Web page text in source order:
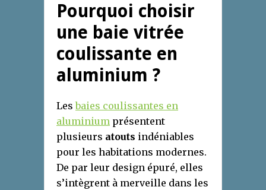
Pourquoi choisir
une baie vitrée
coulissante en
aluminium ?
Lesbaies coulissantes en
aluminium présentent
plusieurs atouts indéniables
pour les habitations modernes.
De par leur design épuré, elles
s’intègrent à merveille dans les